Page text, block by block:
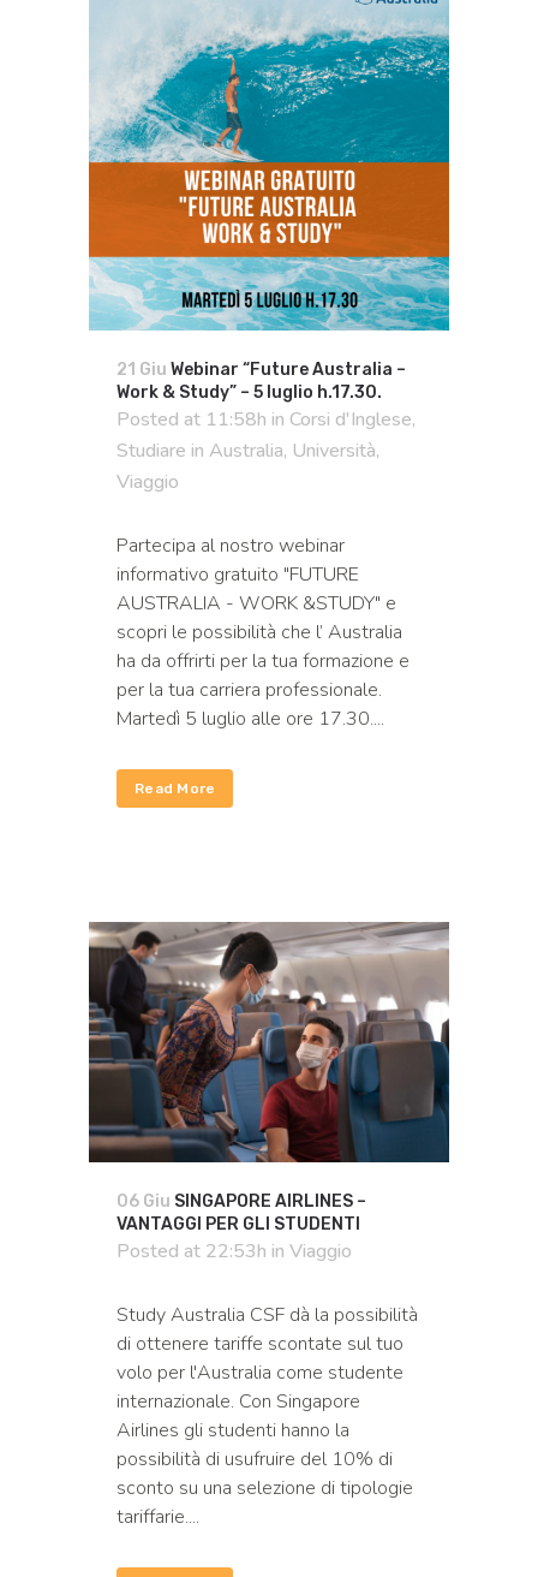
21 Giu Webinar “Future Australia –
Work & Study” – 5 luglio h.17.30.
Posted at 11:58h in Corsi d'Inglese,
Studiare in Australia, Università,
Viaggio
Partecipa al nostro webinar
informativo gratuito "FUTURE
AUSTRALIA - WORK &STUDY" e
scopri le possibilità che l’ Australia
ha da offrirti per la tua formazione e
per la tua carriera professionale.
Martedì 5 luglio alle ore 17.30....
Read More
06 Giu SINGAPORE AIRLINES –
VANTAGGI PER GLI STUDENTI
Posted at 22:53h in Viaggio
Study Australia CSF dà la possibilità
di ottenere tariffe scontate sul tuo
volo per l'Australia come studente
internazionale. Con Singapore
Airlines gli studenti hanno la
possibilità di usufruire del 10% di
sconto su una selezione di tipologie
tariffarie....